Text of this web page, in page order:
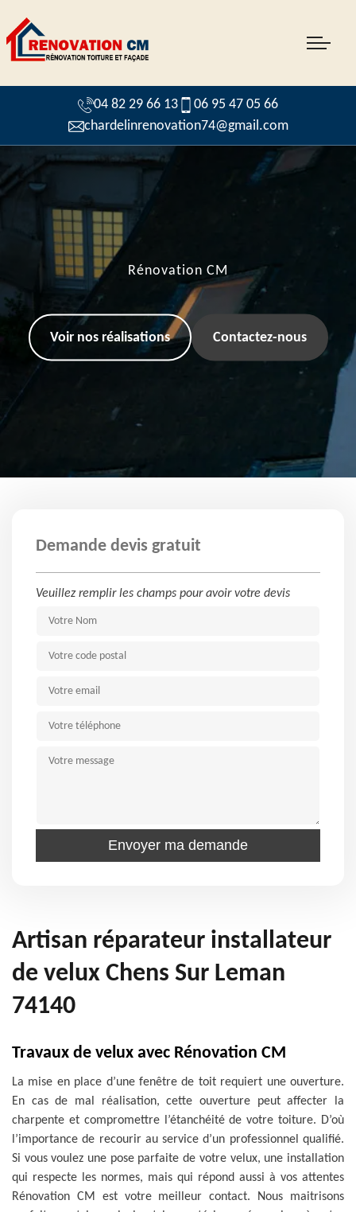
04 82 29 66 13
06 95 47 05 66
chardelinrenovation74@gmail.com
Rénovation CM
Voir nos réalisations Contactez-nous
Demande devis gratuit
Veuillez remplir les champs pour avoir votre devis
Artisan réparateur installateur
de velux Chens Sur Leman
74140
Travaux de velux avec Rénovation CM
La mise en place d’une fenêtre de toit requiert une ouverture.
En cas de mal réalisation, cette ouverture peut affecter la
charpente et compromettre l’étanchéité de votre toiture. D’où
l’importance de recourir au service d’un professionnel qualifié.
Si vous voulez une pose parfaite de votre velux, une installation
qui respecte les normes, mais qui répond aussi à vos attentes
Rénovation CM est votre meilleur contact. Nous maitrisons